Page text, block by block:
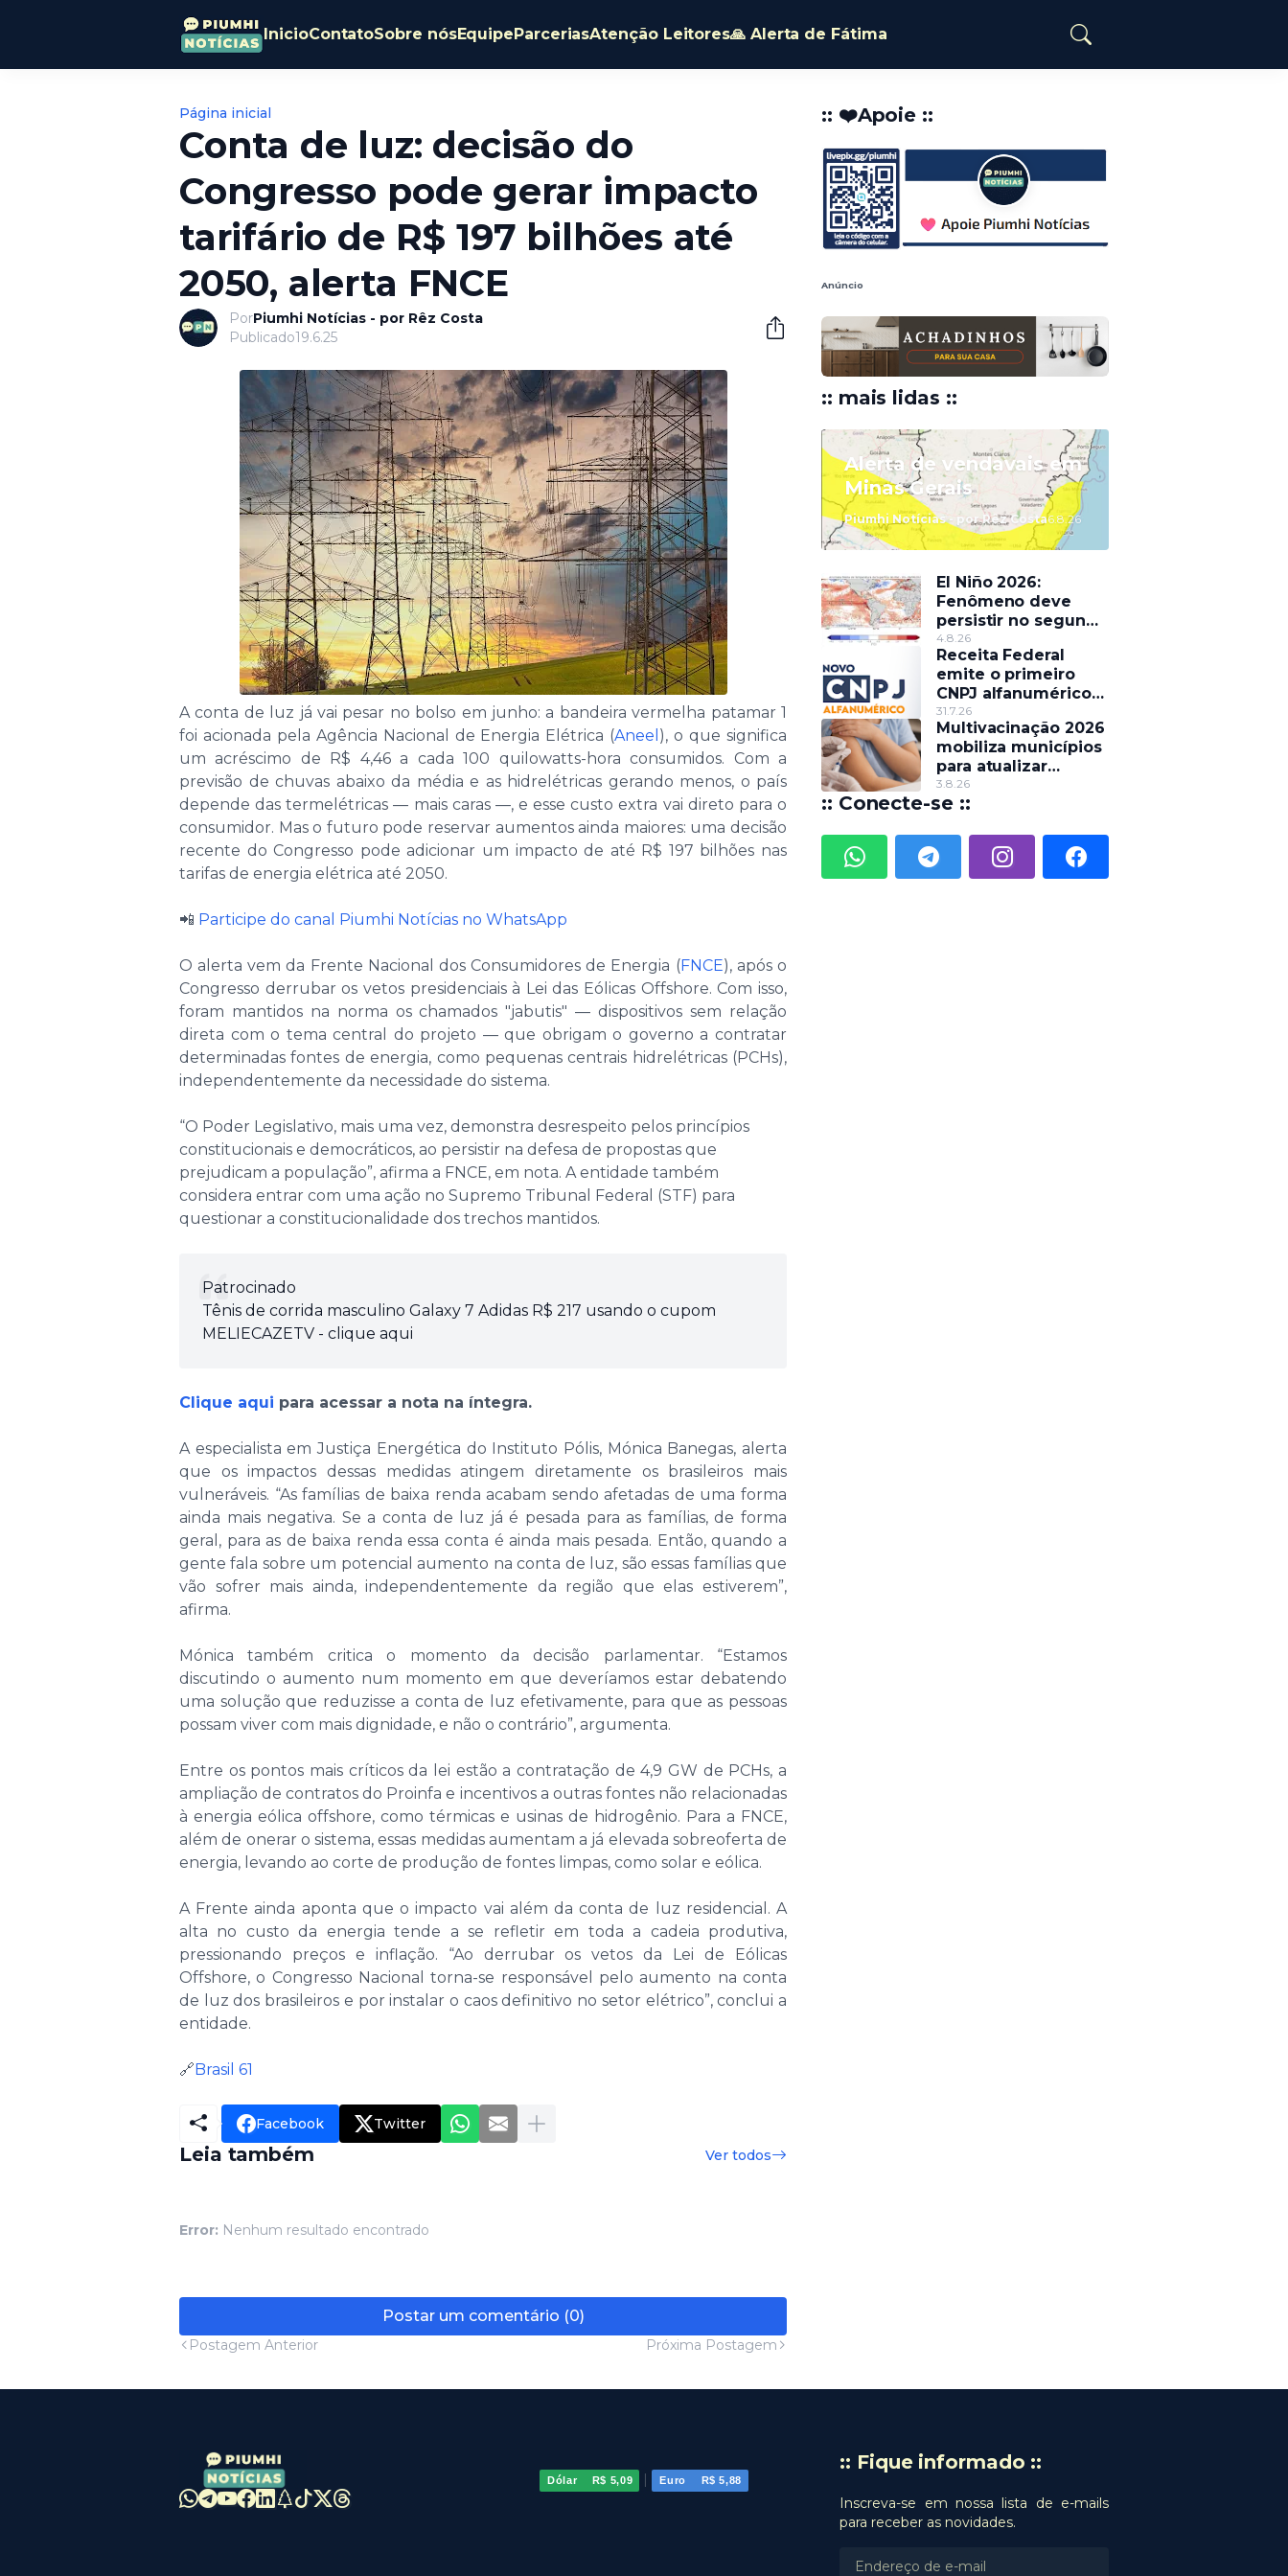
InicioContatoSobre nósEquipeParceriasAtenção Leitores🙏 Alerta de Fátima
Página inicial
Conta de luz: decisão do
Congresso pode gerar impacto
tarifário de R$ 197 bilhões até
2050, alerta FNCE
PorPiumhi Notícias - por Rêz Costa
Publicado19.6.25
A conta de luz já vai pesar no bolso em junho: a bandeira vermelha patamar 1
foi acionada pela Agência Nacional de Energia Elétrica (Aneel ), o que significa
um acréscimo de R$ 4,46 a cada 100 quilowatts-hora consumidos. Com a
previsão de chuvas abaixo da média e as hidrelétricas gerando menos, o país
depende das termelétricas — mais caras —, e esse custo extra vai direto para o
consumidor. Mas o futuro pode reservar aumentos ainda maiores: uma decisão
recente do Congresso pode adicionar um impacto de até R$ 197 bilhões nas
tarifas de energia elétrica até 2050.
📲 Participe do canal Piumhi Notícias no WhatsApp
O alerta vem da Frente Nacional dos Consumidores de Energia (FNCE), após o
Congresso derrubar os vetos presidenciais à Lei das Eólicas Offshore. Com isso,
foram mantidos na norma os chamados "jabutis" — dispositivos sem relação
direta com o tema central do projeto — que obrigam o governo a contratar
determinadas fontes de energia, como pequenas centrais hidrelétricas (PCHs),
independentemente da necessidade do sistema.
“O Poder Legislativo, mais uma vez, demonstra desrespeito pelos princípios
constitucionais e democráticos, ao persistir na defesa de propostas que
prejudicam a população”, afirma a FNCE, em nota. A entidade também
considera entrar com uma ação no Supremo Tribunal Federal (STF) para
questionar a constitucionalidade dos trechos mantidos.
Patrocinado
Tênis de corrida masculino Galaxy 7 Adidas R$ 217 usando o cupom
MELIECAZETV - clique aqui
Clique aqui para acessar a nota na íntegra.
A especialista em Justiça Energética do Instituto Pólis, Mónica Banegas, alerta
que os impactos dessas medidas atingem diretamente os brasileiros mais
vulneráveis. “As famílias de baixa renda acabam sendo afetadas de uma forma
ainda mais negativa. Se a conta de luz já é pesada para as famílias, de forma
geral, para as de baixa renda essa conta é ainda mais pesada. Então, quando a
gente fala sobre um potencial aumento na conta de luz, são essas famílias que
vão sofrer mais ainda, independentemente da região que elas estiverem”,
afirma.
Mónica também critica o momento da decisão parlamentar. “Estamos
discutindo o aumento num momento em que deveríamos estar debatendo
uma solução que reduzisse a conta de luz efetivamente, para que as pessoas
possam viver com mais dignidade, e não o contrário”, argumenta.
Entre os pontos mais críticos da lei estão a contratação de 4,9 GW de PCHs, a
ampliação de contratos do Proinfa e incentivos a outras fontes não relacionadas
à energia eólica offshore, como térmicas e usinas de hidrogênio. Para a FNCE,
além de onerar o sistema, essas medidas aumentam a já elevada sobreoferta de
energia, levando ao corte de produção de fontes limpas, como solar e eólica.
A Frente ainda aponta que o impacto vai além da conta de luz residencial. A
alta no custo da energia tende a se refletir em toda a cadeia produtiva,
pressionando preços e inflação. “Ao derrubar os vetos da Lei de Eólicas
Offshore, o Congresso Nacional torna-se responsável pelo aumento na conta
de luz dos brasileiros e por instalar o caos definitivo no setor elétrico”, conclui a
entidade.
🔗Brasil 61
Facebook Twitter
Leia também Ver todos
Error: Nenhum resultado encontrado
Postar um comentário (0)
Postagem Anterior Próxima Postagem
:: ❤️Apoie ::
Anúncio
:: mais lidas ::
Alerta de vendavais em
Minas Gerais
Piumhi Notícias - por Rêz Costa6.8.26
El Niño 2026:
Fenômeno deve
persistir no segundo
semestre e pode
alterar o regime de
chuvas
4.8.26
Receita Federal
emite o primeiro
CNPJ alfanumérico
do país
31.7.26
Multivacinação 2026
mobiliza municípios
para atualizar
caderneta de
crianças e
3.8.26
:: Conecte-se ::
Dólar R$ 5,09 | Euro R$ 5,88
:: Fique informado ::
Inscreva-se em nossa lista de e-mails
para receber as novidades.